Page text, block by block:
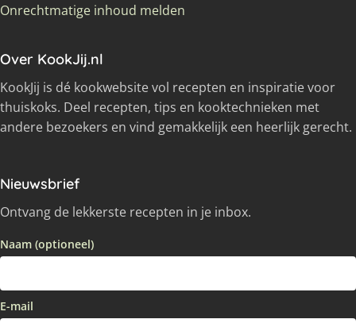
Onrechtmatige inhoud melden
Over KookJij.nl
KookJij is dé kookwebsite vol recepten en inspiratie voor
thuiskoks. Deel recepten, tips en kooktechnieken met
andere bezoekers en vind gemakkelijk een heerlijk gerecht.
Nieuwsbrief
Ontvang de lekkerste recepten in je inbox.
Naam (optioneel)
E-mail